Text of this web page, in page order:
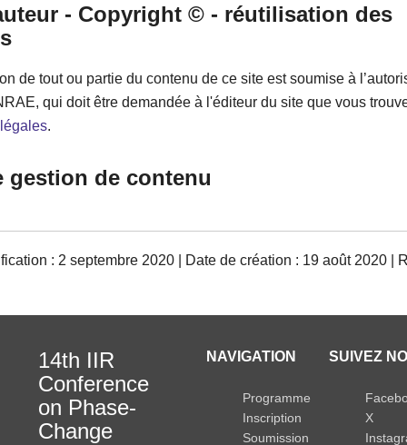
- Copyright © - réutilisation des
de tout ou partie du contenu de ce site est soumise à
qui doit être demandée à l'éditeur du site que vous
.
de contenu
: 2 septembre 2020 | Date de création : 19 août 2020 |
14th IIR
Conference
on Phase-
Change
NAVIGATION
Programme
Inscription
Soumission
SUIVEZ
X